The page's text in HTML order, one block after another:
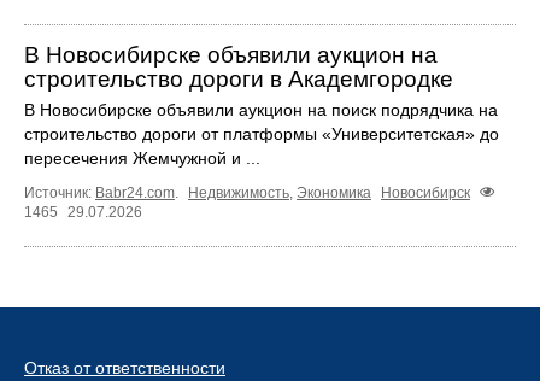
В Новосибирске объявили аукцион на
строительство дороги в Академгородке
В Новосибирске объявили аукцион на поиск подрядчика на
строительство дороги от платформы «Университетская» до
пересечения Жемчужной и ...
Источник: Babr24.com. Недвижимость, Экономика
Новосибирск
1465
29.07.2026
Отказ от ответственности